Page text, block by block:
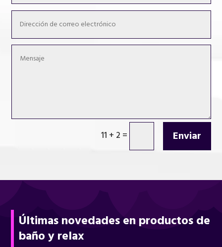
11 + 2 = Enviar
Últimas novedades en productos de
baño y relax